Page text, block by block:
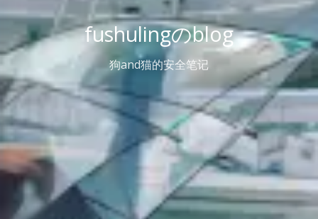
fushulingのblog
狗and猫的安全笔记